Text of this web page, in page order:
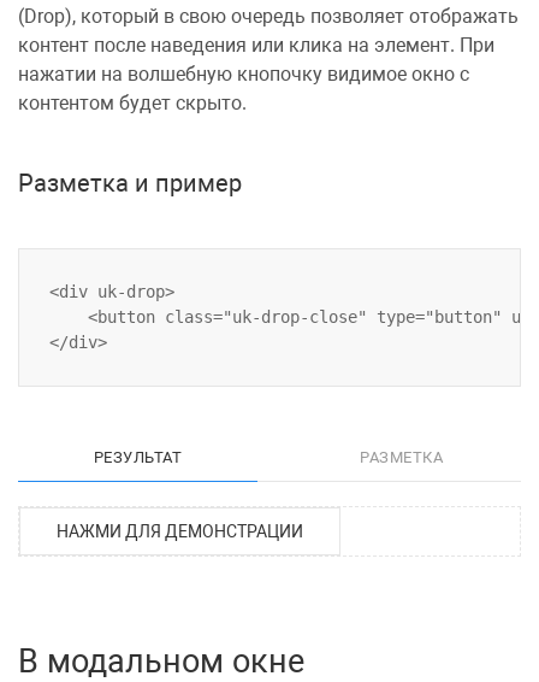
(Drop), который в свою очередь позволяет отображать
контент после наведения или клика на элемент. При
нажатии на волшебную кнопочку видимое окно с
контентом будет скрыто.
Разметка и пример
<div uk-drop>
<button class="uk-drop-close" type="button"
РЕЗУЛЬТАТ РАЗМЕТКА
НАЖМИ ДЛЯ ДЕМОНСТРАЦИИ
В модальном окне